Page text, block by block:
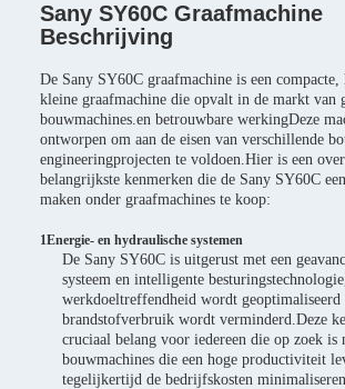
Sany SY60C Graafmachine
Beschrijving
De Sany SY60C graafmachine is een compacte,
kleine graafmachine die opvalt in de markt van
bouwmachines.en betrouwbare werkingDeze
ontworpen om aan de eisen van verschillende
engineeringprojecten te voldoen.Hier is een
belangrijkste kenmerken die de Sany SY60C
maken onder graafmachines te koop:
1Energie- en hydraulische systemen
De Sany SY60C is uitgerust met een
systeem en intelligente
werkdoeltreffendheid wordt geoptimaliseerd
brandstofverbruik wordt verminderd.Deze
cruciaal belang voor iedereen die op zoek is
bouwmachines die een hoge productiviteit
tegelijkertijd de bedrijfskosten